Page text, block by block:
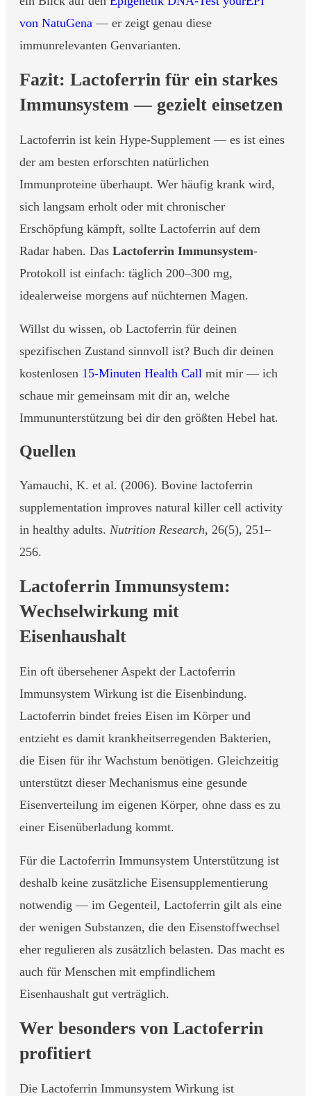
von NatuGena — er zeigt genau diese
immunrelevanten Genvarianten.
Fazit: Lactoferrin für ein starkes
Immunsystem — gezielt einsetzen
Lactoferrin ist kein Hype-Supplement — es ist eines
der am besten erforschten natürlichen
Immunproteine überhaupt. Wer häufig krank wird,
sich langsam erholt oder mit chronischer
Erschöpfung kämpft, sollte Lactoferrin auf dem
Radar haben. Das Lactoferrin Immunsystem-
Protokoll ist einfach: täglich 200–300 mg,
idealerweise morgens auf nüchternen Magen.
Willst du wissen, ob Lactoferrin für deinen
spezifischen Zustand sinnvoll ist? Buch dir deinen
kostenlosen 15-Minuten Health Call mit mir — ich
schaue mir gemeinsam mit dir an, welche
Immununterstützung bei dir den größten Hebel hat.
Quellen
Yamauchi, K. et al. (2006). Bovine lactoferrin
supplementation improves natural killer cell activity
in healthy adults. Nutrition Research, 26(5), 251–
256.
Lactoferrin Immunsystem:
Wechselwirkung mit
Eisenhaushalt
Ein oft übersehener Aspekt der Lactoferrin
Immunsystem Wirkung ist die Eisenbindung.
Lactoferrin bindet freies Eisen im Körper und
entzieht es damit krankheitserregenden Bakterien,
die Eisen für ihr Wachstum benötigen. Gleichzeitig
unterstützt dieser Mechanismus eine gesunde
Eisenverteilung im eigenen Körper, ohne dass es zu
einer Eisenüberladung kommt.
Für die Lactoferrin Immunsystem Unterstützung ist
deshalb keine zusätzliche Eisensupplementierung
notwendig — im Gegenteil, Lactoferrin gilt als eine
der wenigen Substanzen, die den Eisenstoffwechsel
eher regulieren als zusätzlich belasten. Das macht es
auch für Menschen mit empfindlichem
Eisenhaushalt gut verträglich.
Wer besonders von Lactoferrin
profitiert
Die Lactoferrin Immunsystem Wirkung ist